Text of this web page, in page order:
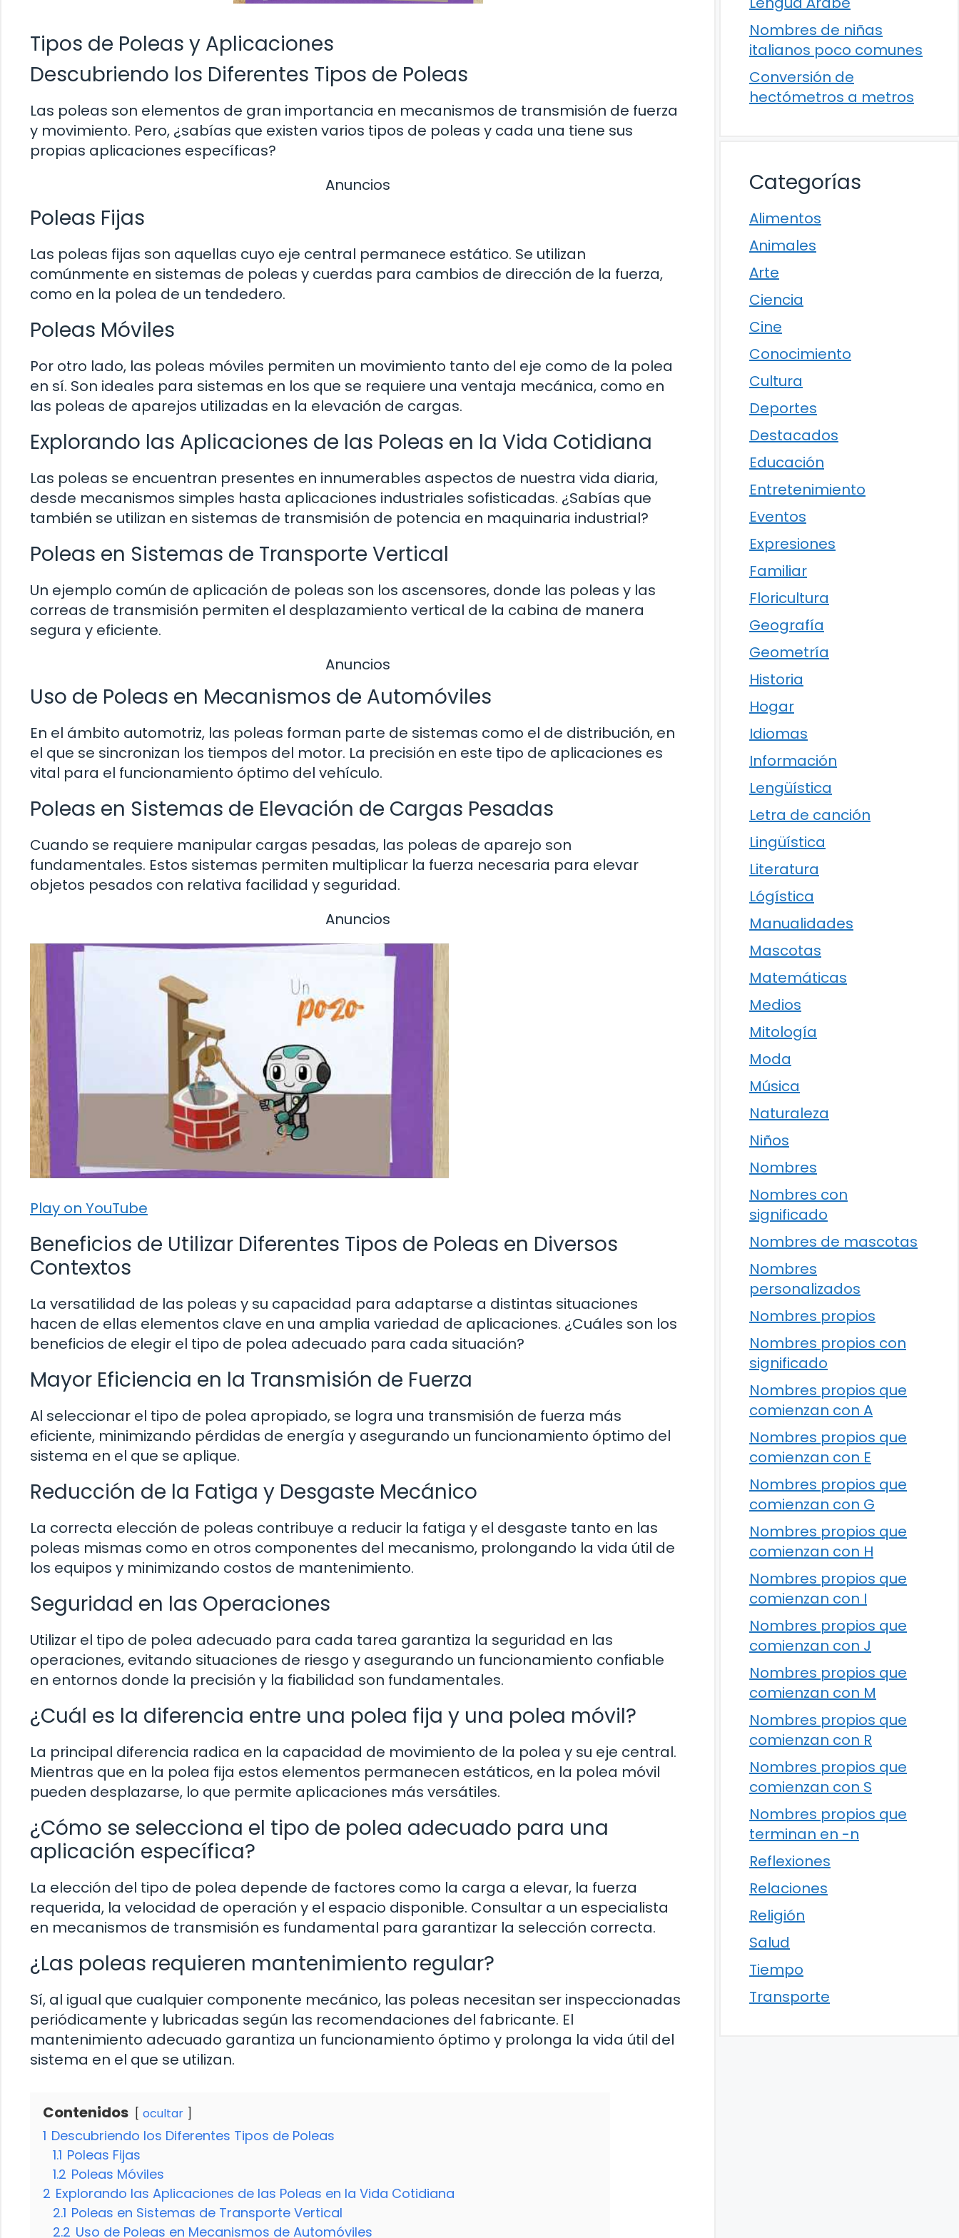
Tipos de Poleas y Aplicaciones
Descubriendo los Diferentes Tipos de Poleas
Las poleas son elementos de gran importancia en mecanismos de transmisión de fuerza
y movimiento. Pero, ¿sabías que existen varios tipos de poleas y cada una tiene sus
propias aplicaciones específicas?
Anuncios
Poleas Fijas
Las poleas fijas son aquellas cuyo eje central permanece estático. Se utilizan
comúnmente en sistemas de poleas y cuerdas para cambios de dirección de la fuerza,
como en la polea de un tendedero.
Poleas Móviles
Por otro lado, las poleas móviles permiten un movimiento tanto del eje como de la polea
en sí. Son ideales para sistemas en los que se requiere una ventaja mecánica, como en
las poleas de aparejos utilizadas en la elevación de cargas.
Explorando las Aplicaciones de las Poleas en la Vida Cotidiana
Las poleas se encuentran presentes en innumerables aspectos de nuestra vida diaria,
desde mecanismos simples hasta aplicaciones industriales sofisticadas. ¿Sabías que
también se utilizan en sistemas de transmisión de potencia en maquinaria industrial?
Poleas en Sistemas de Transporte Vertical
Un ejemplo común de aplicación de poleas son los ascensores, donde las poleas y las
correas de transmisión permiten el desplazamiento vertical de la cabina de manera
segura y eficiente.
Anuncios
Uso de Poleas en Mecanismos de Automóviles
En el ámbito automotriz, las poleas forman parte de sistemas como el de distribución, en
el que se sincronizan los tiempos del motor. La precisión en este tipo de aplicaciones es
vital para el funcionamiento óptimo del vehículo.
Poleas en Sistemas de Elevación de Cargas Pesadas
Cuando se requiere manipular cargas pesadas, las poleas de aparejo son
fundamentales. Estos sistemas permiten multiplicar la fuerza necesaria para elevar
objetos pesados con relativa facilidad y seguridad.
Anuncios
Play on YouTube
Beneficios de Utilizar Diferentes Tipos de Poleas en Diversos
Contextos
La versatilidad de las poleas y su capacidad para adaptarse a distintas situaciones
hacen de ellas elementos clave en una amplia variedad de aplicaciones. ¿Cuáles son los
beneficios de elegir el tipo de polea adecuado para cada situación?
Mayor Eficiencia en la Transmisión de Fuerza
Al seleccionar el tipo de polea apropiado, se logra una transmisión de fuerza más
eficiente, minimizando pérdidas de energía y asegurando un funcionamiento óptimo del
sistema en el que se aplique.
Reducción de la Fatiga y Desgaste Mecánico
La correcta elección de poleas contribuye a reducir la fatiga y el desgaste tanto en las
poleas mismas como en otros componentes del mecanismo, prolongando la vida útil de
los equipos y minimizando costos de mantenimiento.
Seguridad en las Operaciones
Utilizar el tipo de polea adecuado para cada tarea garantiza la seguridad en las
operaciones, evitando situaciones de riesgo y asegurando un funcionamiento confiable
en entornos donde la precisión y la fiabilidad son fundamentales.
¿Cuál es la diferencia entre una polea fija y una polea móvil?
La principal diferencia radica en la capacidad de movimiento de la polea y su eje central.
Mientras que en la polea fija estos elementos permanecen estáticos, en la polea móvil
pueden desplazarse, lo que permite aplicaciones más versátiles.
¿Cómo se selecciona el tipo de polea adecuado para una
aplicación específica?
La elección del tipo de polea depende de factores como la carga a elevar, la fuerza
requerida, la velocidad de operación y el espacio disponible. Consultar a un especialista
en mecanismos de transmisión es fundamental para garantizar la selección correcta.
¿Las poleas requieren mantenimiento regular?
Sí, al igual que cualquier componente mecánico, las poleas necesitan ser inspeccionadas
periódicamente y lubricadas según las recomendaciones del fabricante. El
mantenimiento adecuado garantiza un funcionamiento óptimo y prolonga la vida útil del
sistema en el que se utilizan.
Contenidos ocultar
1 Descubriendo los Diferentes Tipos de Poleas
1.1 Poleas Fijas
1.2 Poleas Móviles
2 Explorando las Aplicaciones de las Poleas en la Vida Cotidiana
2.1 Poleas en Sistemas de Transporte Vertical
2.2 Uso de Poleas en Mecanismos de Automóviles
Nombres de niñas
italianos poco comunes
Conversión de
hectómetros a metros
Categorías
Alimentos
Animales
Arte
Ciencia
Cine
Conocimiento
Cultura
Deportes
Destacados
Educación
Entretenimiento
Eventos
Expresiones
Familiar
Floricultura
Geografía
Geometría
Historia
Hogar
Idiomas
Información
Lengüística
Letra de canción
Lingüística
Literatura
Lógística
Manualidades
Mascotas
Matemáticas
Medios
Mitología
Moda
Música
Naturaleza
Niños
Nombres
Nombres con
significado
Nombres de mascotas
Nombres
personalizados
Nombres propios
Nombres propios con
significado
Nombres propios que
comienzan con A
Nombres propios que
comienzan con E
Nombres propios que
comienzan con G
Nombres propios que
comienzan con H
Nombres propios que
comienzan con I
Nombres propios que
comienzan con J
Nombres propios que
comienzan con M
Nombres propios que
comienzan con R
Nombres propios que
comienzan con S
Nombres propios que
terminan en -n
Reflexiones
Relaciones
Religión
Salud
Tiempo
Transporte